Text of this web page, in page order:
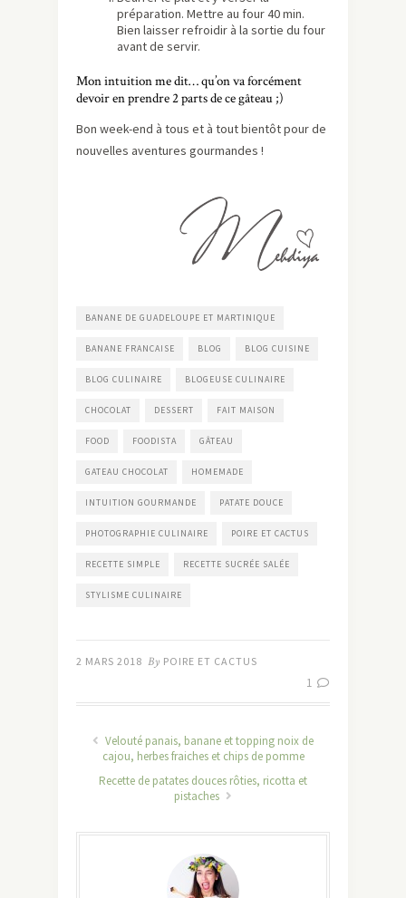
préparation. Mettre au four 40 min.
Bien laisser refroidir à la sortie du four
avant de servir.
Mon intuition me dit… qu’on va forcément
devoir en prendre 2 parts de ce gâteau ;)
Bon week-end à tous et à tout bientôt pour de
nouvelles aventures gourmandes !
BANANE DE GUADELOUPE ET MARTINIQUE
BANANE FRANCAISE BLOG BLOG CUISINE
BLOG CULINAIRE BLOGEUSE CULINAIRE
CHOCOLAT DESSERT FAIT MAISON
FOOD FOODISTA GÂTEAU
GATEAU CHOCOLAT HOMEMADE
INTUITION GOURMANDE PATATE DOUCE
PHOTOGRAPHIE CULINAIRE POIRE ET CACTUS
RECETTE SIMPLE RECETTE SUCRÉE SALÉE
STYLISME CULINAIRE
2 MARS 2018 By POIRE ET CACTUS
1
Velouté panais, banane et topping noix de
cajou, herbes fraiches et chips de pomme
Recette de patates douces rôties, ricotta et
pistaches